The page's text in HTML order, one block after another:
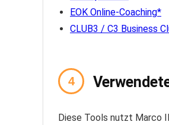
EOK Online-Coaching
CLUB3 / C3 Business
Diese Tools nutzt Marco